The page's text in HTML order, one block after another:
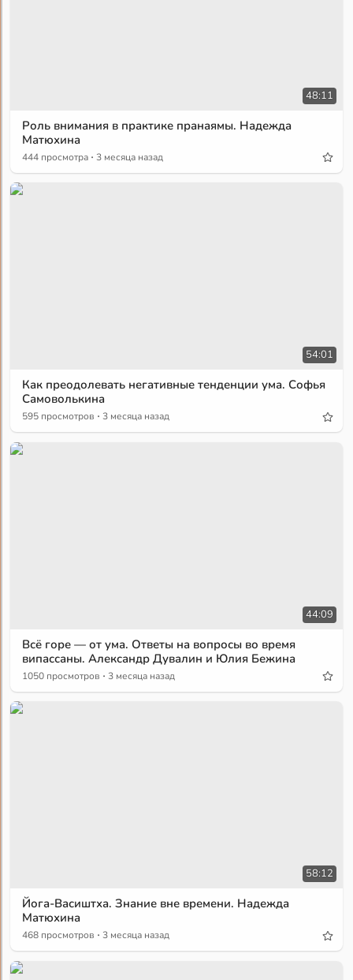
48:11
Роль внимания в практике пранаямы. Надежда
Матюхина
444 просмотра · 3 месяца назад
54:01
Как преодолевать негативные тенденции ума. Софья
Самоволькина
595 просмотров · 3 месяца назад
44:09
Всё горе — от ума. Ответы на вопросы во время
випассаны. Александр Дувалин и Юлия Бежина
1050 просмотров · 3 месяца назад
58:12
Йога-Васиштха. Знание вне времени. Надежда
Матюхина
468 просмотров · 3 месяца назад